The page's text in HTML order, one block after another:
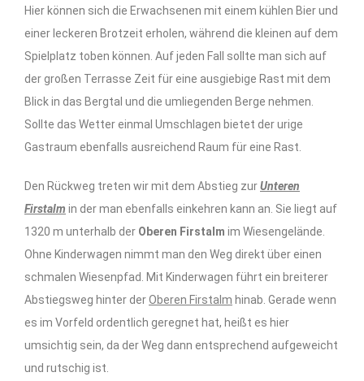
Hier können sich die Erwachsenen mit einem kühlen Bier und
einer leckeren Brotzeit erholen, während die kleinen auf dem
Spielplatz toben können. Auf jeden Fall sollte man sich auf
der großen Terrasse Zeit für eine ausgiebige Rast mit dem
Blick in das Bergtal und die umliegenden Berge nehmen.
Sollte das Wetter einmal Umschlagen bietet der urige
Gastraum ebenfalls ausreichend Raum für eine Rast.
Den Rückweg treten wir mit dem Abstieg zurUnteren
Firstalm in der man ebenfalls einkehren kann an. Sie liegt auf
1320 m unterhalb der Oberen Firstalm im Wiesengelände.
Ohne Kinderwagen nimmt man den Weg direkt über einen
schmalen Wiesenpfad. Mit Kinderwagen führt ein breiterer
Abstiegsweg hinter derOberen Firstalm hinab. Gerade wenn
es im Vorfeld ordentlich geregnet hat, heißt es hier
umsichtig sein, da der Weg dann entsprechend aufgeweicht
und rutschig ist.